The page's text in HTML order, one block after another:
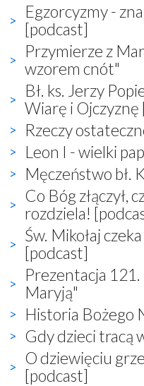
Egzorcyzmy -
[podcast]
Przymierze z
wzorem cnót"
Bł. ks. Jerzy
Wiarę i Ojczyznę
Rzeczy
Leon I - wielki
Męczeństwo bł.
Co Bóg złączył,
rozdziela!
Św. Mikołaj
[podcast]
Prezentacja
Maryją"
Historia Bożego
Gdy dzieci tracą
O dziewięciu
[podcast]